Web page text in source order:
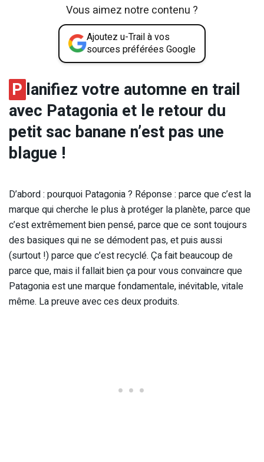
Vous aimez notre contenu ?
Ajoutez u-Trail à vos
sources préférées Google
P lanifiez votre automne en trail
avec Patagonia et le retour du
petit sac banane n’est pas une
blague !
D’abord : pourquoi Patagonia ? Réponse : parce que c’est la
marque qui cherche le plus à protéger la planète, parce que
c’est extrêmement bien pensé, parce que ce sont toujours
des basiques qui ne se démodent pas, et puis aussi
(surtout !) parce que c’est recyclé. Ça fait beaucoup de
parce que, mais il fallait bien ça pour vous convaincre que
Patagonia est une marque fondamentale, inévitable, vitale
même. La preuve avec ces deux produits.